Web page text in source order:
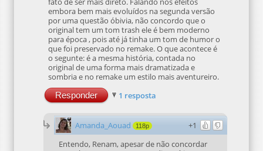
embora bem mais evoluídos na segunda versão
por uma questão óbivia, não concordo que o
original tem um tom trash ele é bem moderno
para época , pois até já tinha um tom de humor o
que foi preservado no remake. O que acontece é
o segunte: é a mesma história, contada no
original de uma forma mais dramatizada e
sombria e no remake um estilo mais aventureiro.
Responder 1 resposta
+1
Amanda_Aouad 118p
Entendo, Renam, apesar de não concordar